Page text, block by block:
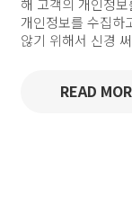
해 고객의 개인정
개인정보를 수집하
않기 위해서 신경
READ